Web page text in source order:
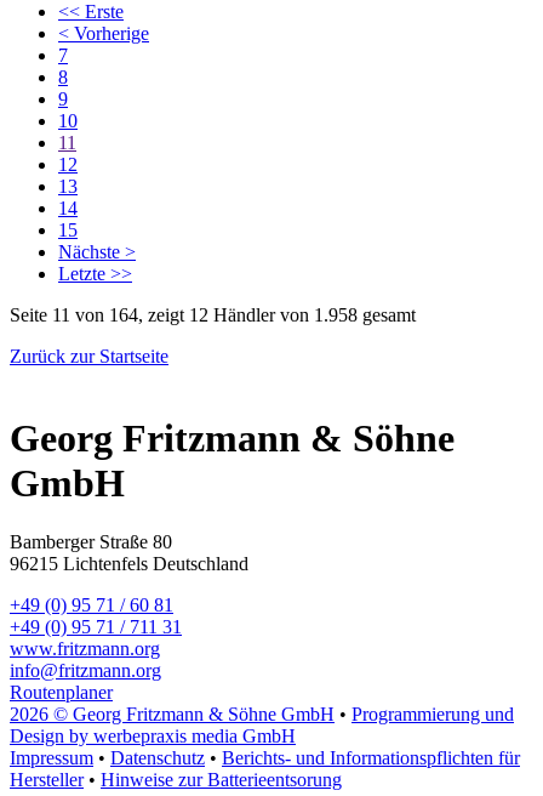
<< Erste
< Vorherige
7
8
9
10
11
12
13
14
15
Nächste >
Letzte >>
Seite 11 von 164, zeigt 12 Händler von 1.958 gesamt
Zurück zur Startseite
Georg Fritzmann & Söhne
GmbH
Bamberger Straße 80
96215 Lichtenfels Deutschland
+49 (0) 95 71 / 60 81
+49 (0) 95 71 / 711 31
www.fritzmann.org
info@fritzmann.org
Routenplaner
2026 © Georg Fritzmann & Söhne GmbH • Programmierung und
Design by werbepraxis media GmbH
Impressum • Datenschutz • Berichts- und Informationspflichten für
Hersteller• Hinweise zur Batterieentsorung